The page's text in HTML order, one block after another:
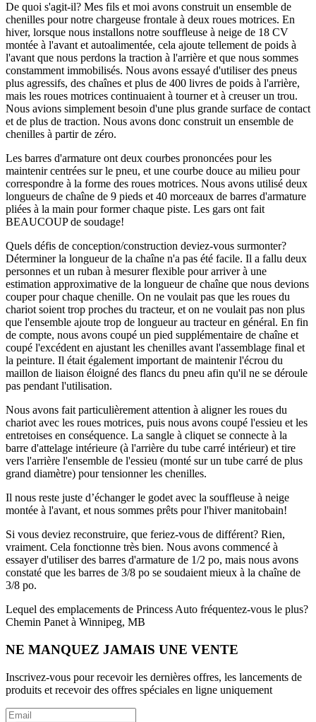
De quoi s'agit-il? Mes fils et moi avons construit un ensemble de
chenilles pour notre chargeuse frontale à deux roues motrices. En
hiver, lorsque nous installons notre souffleuse à neige de 18 CV
montée à l'avant et autoalimentée, cela ajoute tellement de poids à
l'avant que nous perdons la traction à l'arrière et que nous sommes
constamment immobilisés. Nous avons essayé d'utiliser des pneus
plus agressifs, des chaînes et plus de 400 livres de poids à l'arrière,
mais les roues motrices continuaient à tourner et à creuser un trou.
Nous avions simplement besoin d'une plus grande surface de contact
et de plus de traction. Nous avons donc construit un ensemble de
chenilles à partir de zéro.
Les barres d'armature ont deux courbes prononcées pour les
maintenir centrées sur le pneu, et une courbe douce au milieu pour
correspondre à la forme des roues motrices. Nous avons utilisé deux
longueurs de chaîne de 9 pieds et 40 morceaux de barres d'armature
pliées à la main pour former chaque piste. Les gars ont fait
BEAUCOUP de soudage!
Quels défis de conception/construction deviez-vous surmonter?
Déterminer la longueur de la chaîne n'a pas été facile. Il a fallu deux
personnes et un ruban à mesurer flexible pour arriver à une
estimation approximative de la longueur de chaîne que nous devions
couper pour chaque chenille. On ne voulait pas que les roues du
chariot soient trop proches du tracteur, et on ne voulait pas non plus
que l'ensemble ajoute trop de longueur au tracteur en général. En fin
de compte, nous avons coupé un pied supplémentaire de chaîne et
coupé l'excédent en ajustant les chenilles avant l'assemblage final et
la peinture. Il était également important de maintenir l'écrou du
maillon de liaison éloigné des flancs du pneu afin qu'il ne se déroule
pas pendant l'utilisation.
Nous avons fait particulièrement attention à aligner les roues du
chariot avec les roues motrices, puis nous avons coupé l'essieu et les
entretoises en conséquence. La sangle à cliquet se connecte à la
barre d'attelage intérieure (à l'arrière du tube carré intérieur) et tire
vers l'arrière l'ensemble de l'essieu (monté sur un tube carré de plus
grand diamètre) pour tensionner les chenilles.
Il nous reste juste d’échanger le godet avec la souffleuse à neige
montée à l'avant, et nous sommes prêts pour l'hiver manitobain!
Si vous deviez reconstruire, que feriez-vous de différent? Rien,
vraiment. Cela fonctionne très bien. Nous avons commencé à
essayer d'utiliser des barres d'armature de 1/2 po, mais nous avons
constaté que les barres de 3/8 po se soudaient mieux à la chaîne de
3/8 po.
Lequel des emplacements de Princess Auto fréquentez-vous le plus?
Chemin Panet à Winnipeg, MB
NE MANQUEZ JAMAIS UNE VENTE
Inscrivez-vous pour recevoir les dernières offres, les lancements de
produits et recevoir des offres spéciales en ligne uniquement